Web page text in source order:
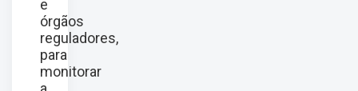
e
órgãos
reguladores,
para
monitorar